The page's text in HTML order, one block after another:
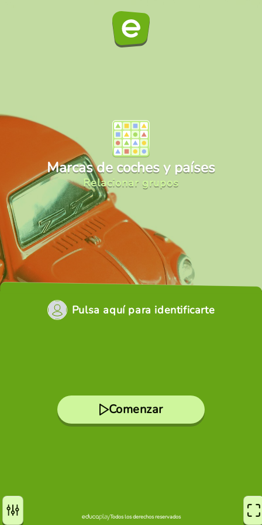
Marcas de coches y países
Relacionar grupos
Pulsa aquí para identificarte
Comenzar
Todos los derechos reservados